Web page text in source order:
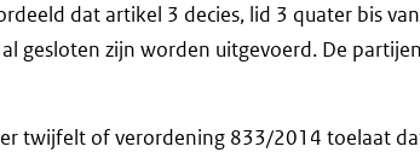
dat artikel 3 decies, lid 3 quater bis
gesloten zijn worden uitgevoerd. De
twijfelt of verordening 833/2014 toelaat